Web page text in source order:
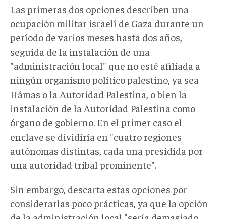
Las primeras dos opciones describen una
ocupación militar israelí de Gaza durante un
período de varios meses hasta dos años,
seguida de la instalación de una
"administración local" que no esté afiliada a
ningún organismo político palestino, ya sea
Hámas o la Autoridad Palestina, o bien la
instalación de la Autoridad Palestina como
órgano de gobierno. En el primer caso el
enclave se dividiría en "cuatro regiones
autónomas distintas, cada una presidida por
una autoridad tribal prominente".
Sin embargo, descarta estas opciones por
considerarlas poco prácticas, ya que la opción